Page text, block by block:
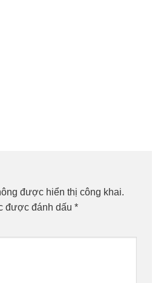
được hiển thị công khai.
được đánh dấu *